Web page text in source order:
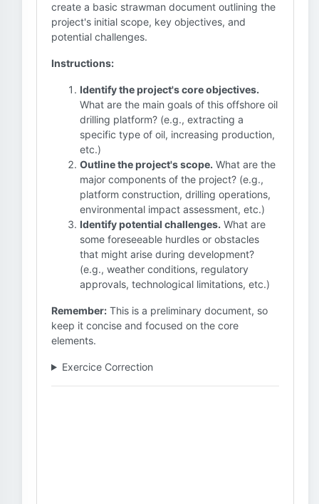
create a basic strawman document outlining the
project's initial scope, key objectives, and
potential challenges.
Instructions:
Identify the project's core objectives.
What are the main goals of this offshore oil
drilling platform? (e.g., extracting a
specific type of oil, increasing production,
etc.)
Outline the project's scope. What are the
major components of the project? (e.g.,
platform construction, drilling operations,
environmental impact assessment, etc.)
Identify potential challenges. What are
some foreseeable hurdles or obstacles
that might arise during development?
(e.g., weather conditions, regulatory
approvals, technological limitations, etc.)
Remember: This is a preliminary document, so
keep it concise and focused on the core
elements.
Exercice Correction